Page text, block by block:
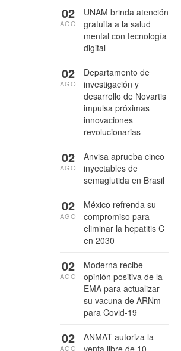
UNAM brinda atención
gratuita a la salud
mental con tecnología
digital
02
AGO
Departamento de
investigación y
desarrollo de Novartis
impulsa próximas
innovaciones
revolucionarias
02
AGO
Anvisa aprueba cinco
inyectables de
semaglutida en Brasil
02
AGO
México refrenda su
compromiso para
eliminar la hepatitis C
en 2030
02
AGO
Moderna recibe
opinión positiva de la
EMA para actualizar
su vacuna de ARNm
para Covid-19
02
AGO
ANMAT autoriza la
venta libre de 10
02
AGO